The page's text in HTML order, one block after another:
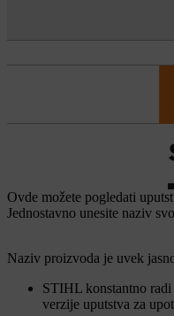
Ovde možete pogledati
Jednostavno unesite naziv
Naziv proizvoda je uvek
STIHL konstantno radi
verzije uputstva za